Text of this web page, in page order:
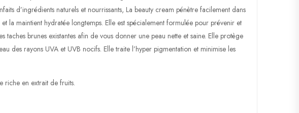
d’ingrédients naturels et nourrissants, La beauty cream pénètre facilement dans
la maintient hydratée longtemps. Elle est spécialement formulée pour prévenir et
taches brunes existantes afin de vous donner une peau nette et saine. Elle protège
des rayons UVA et UVB nocifs. Elle traite l’hyper pigmentation et minimise les
riche en extrait de fruits.